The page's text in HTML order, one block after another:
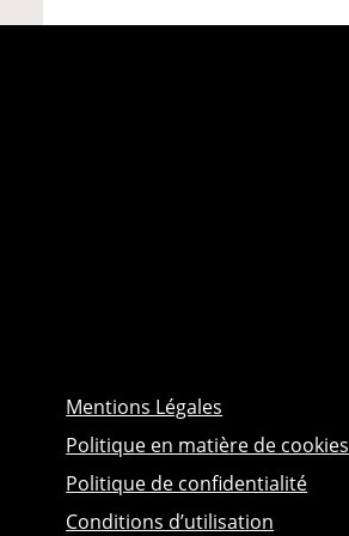
Mentions Légales
Politique en matière de cookies
Politique de confidentialité
Conditions d’utilisation